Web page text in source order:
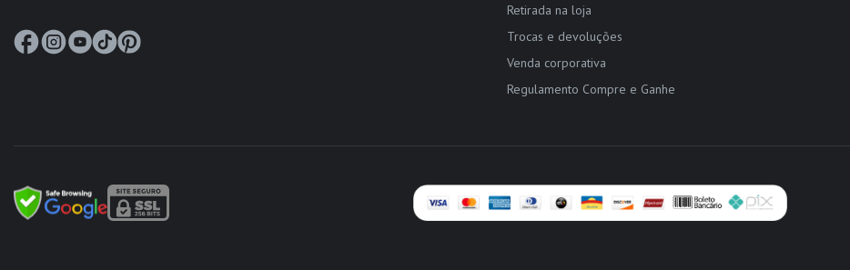
Retirada na loja
Trocas e devoluções
Venda corporativa
Regulamento Compre e Ganhe